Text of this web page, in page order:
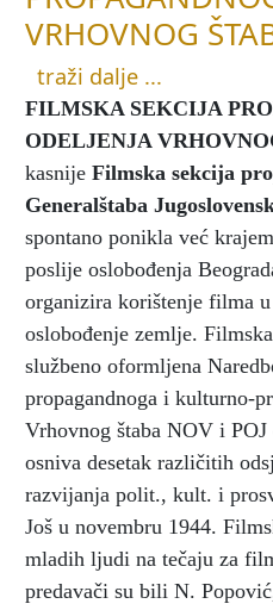
VRHOVNOG
traži dalje ...
FILMSKA SEKCIJA
ODELJENJA
kasnije Filmska sekcija
Generalštaba
spontano ponikla već
poslije oslobođenja
organizira korištenje filma
oslobođenje zemlje.
službeno oformljena
propagandnoga i kulturno-
Vrhovnog štaba NOV i
osniva desetak različitih
razvijanja polit., kult. i
Još u novembru 1944.
mladih ljudi na tečaju za
predavači su bili N.